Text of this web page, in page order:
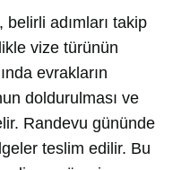
adımları takip
vize türünün
evrakların
doldurulması ve
Randevu gününde
teslim edilir. Bu